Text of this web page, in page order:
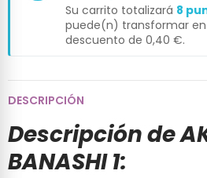
Su carrito totalizará 8
puede(n) transformar
descuento de 0,40 €.
DESCRIPCIÓN
Descripción de
BANASHI 1: